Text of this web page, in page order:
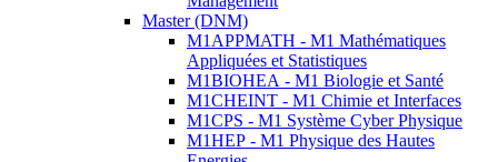
Master (DNM)
M1APPMATH - M1 Mathématiques
Appliquées et Statistiques
M1BIOHEA - M1 Biologie et Santé
M1CHEINT - M1 Chimie et Interfaces
M1CPS - M1 Système Cyber Physique
M1HEP - M1 Physique des Hautes